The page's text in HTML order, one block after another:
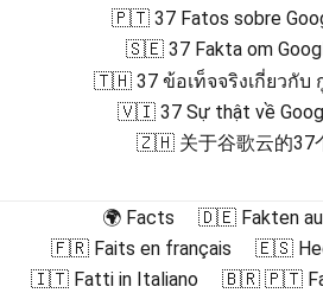
🇵🇹 37 Fatos sobre
🇸🇪 37 Fakta om
🇹🇭 37 ข้อเท็จจริงเกี่ยวกับ
🇻🇮 37 Sự thật về
🇿🇭 关于谷歌云的37
🌍 Facts
🇩🇪 Fakten
🇫🇷 Faits en français
🇪🇸
🇮🇹 Fatti in Italiano
🇧🇷 🇵🇹